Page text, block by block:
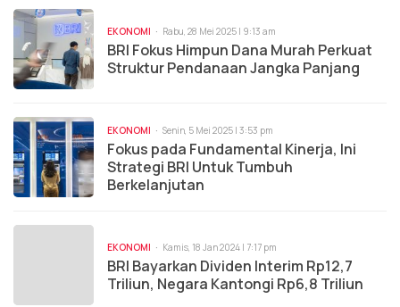
EKONOMI Rabu, 28 Mei 2025 | 9:13 am
BRI Fokus Himpun Dana Murah Perkuat
Struktur Pendanaan Jangka Panjang
EKONOMI Senin, 5 Mei 2025 | 3:53 pm
Fokus pada Fundamental Kinerja, Ini
Strategi BRI Untuk Tumbuh
Berkelanjutan
EKONOMI Kamis, 18 Jan 2024 | 7:17 pm
BRI Bayarkan Dividen Interim Rp12,7
Triliun, Negara Kantongi Rp6,8 Triliun